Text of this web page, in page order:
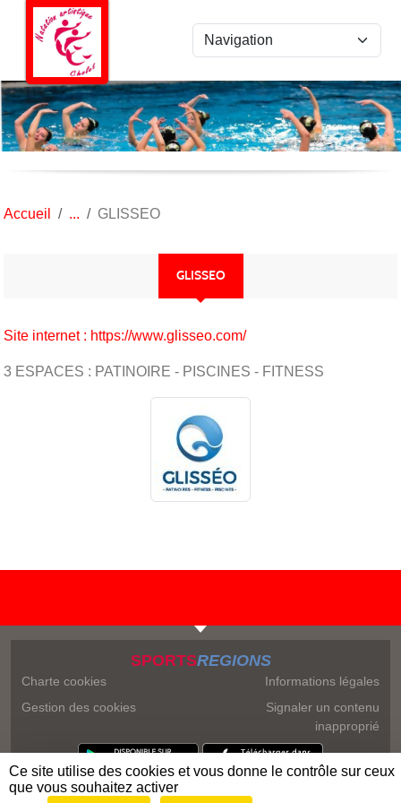
Accueil GLISSEO
GLISSEO
Site internet : https://www.glisseo.com/
3 ESPACES : PATINOIRE - PISCINES - FITNESS
SPORTSREGIONS
Charte cookies
Gestion des cookies
Informations légales
Signaler un contenu
inapproprié
Panneau de gestion des cookies
Ce site utilise des cookies et vous donne le contrôle sur ceux
que vous souhaitez activer